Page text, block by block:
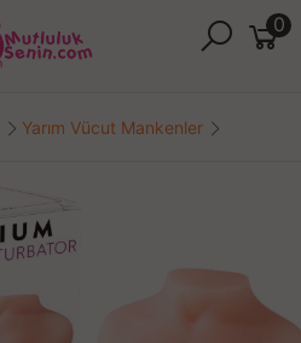
0
Yarım Vücut Mankenler